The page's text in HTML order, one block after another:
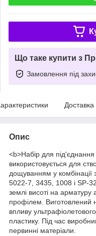
Що таке купити з
Замовлення під
Доставка
Опис
<b>Набір для під'єднання
використовується для
дощуванням у
5022-7, 3435, 1008 і SP-
землі висоті на
профілем. Виготовлений
впливу
пластику. Під час
первинні матеріали.